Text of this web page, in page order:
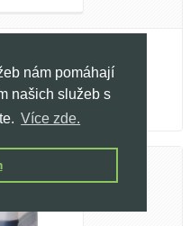
nám pomáhají
našich služeb s
Více zde.
Kč